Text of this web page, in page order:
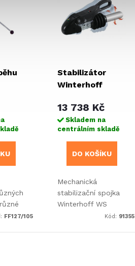
FF127/105
Stabilizátor
Winterhoff
13 738 Kč
Skladem na
centrálním skladě
DO KOŠÍKU
Mechanická
stabilizační spojka
Winterhoff WS
3000 D pro přívěsy
Kód: 91355